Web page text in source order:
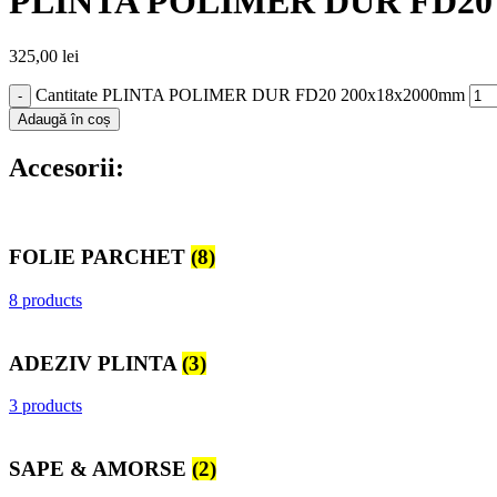
325,00 lei
Cantitate PLINTA POLIMER DUR FD20 200x18x2000mm
Adaugă în coș
Accesorii:
FOLIE PARCHET (8)
8 products
ADEZIV PLINTA (3)
3 products
SAPE & AMORSE (2)